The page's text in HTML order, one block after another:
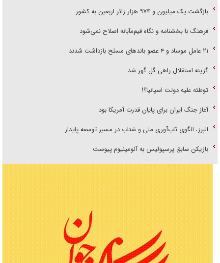
بازگشت یک میلیون و ۹۷۴ هزار زائر اربعین به کشور
فرهنگ با بخشنامه و نگاه قیم‌مآبانه اصلاح نمی‌شود
۲۱ عامل موساد و ۴ عضو باند‌های مسلح بازداشت شدند
گزینه استقلال راهی گل گهر شد
توطئه علیه دولت اسپانیا؟!
آغاز جنگ ایران برای پایان قدرت آمریکا بود
البرز، الگوی تاب‌آوری ملی و شتاب در مسیر توسعه پایدار
بازیکن سابق پرسپولیس به آلومینیوم پیوست